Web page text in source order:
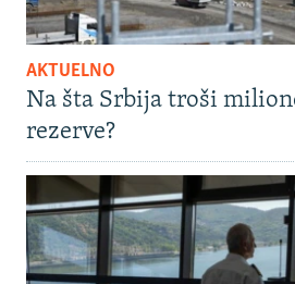
AKTUELNO
Na šta Srbija troši
rezerve?